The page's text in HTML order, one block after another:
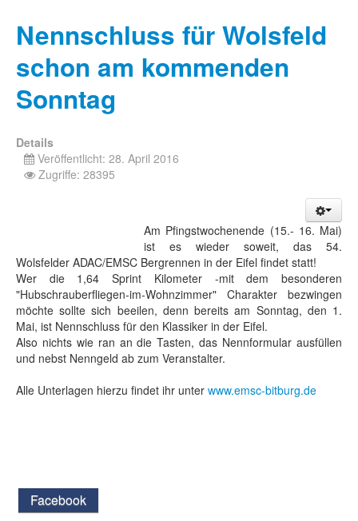
Nennschluss für Wolsfeld
schon am kommenden
Sonntag
Details
Veröffentlicht: 28. April 2016
Zugriffe: 28395
Am Pfingstwochenende (15.- 16. Mai)
ist es wieder soweit, das 54.
Wolsfelder ADAC/EMSC Bergrennen in der Eifel findet statt!
Wer die 1,64 Sprint Kilometer -mit dem besonderen
"Hubschrauberfliegen-im-Wohnzimmer" Charakter bezwingen
möchte sollte sich beeilen, denn bereits am Sonntag, den 1.
Mai, ist Nennschluss für den Klassiker in der Eifel.
Also nichts wie ran an die Tasten, das Nennformular ausfüllen
und nebst Nenngeld ab zum Veranstalter.
Alle Unterlagen hierzu findet ihr unter www.emsc-bitburg.de
Facebook